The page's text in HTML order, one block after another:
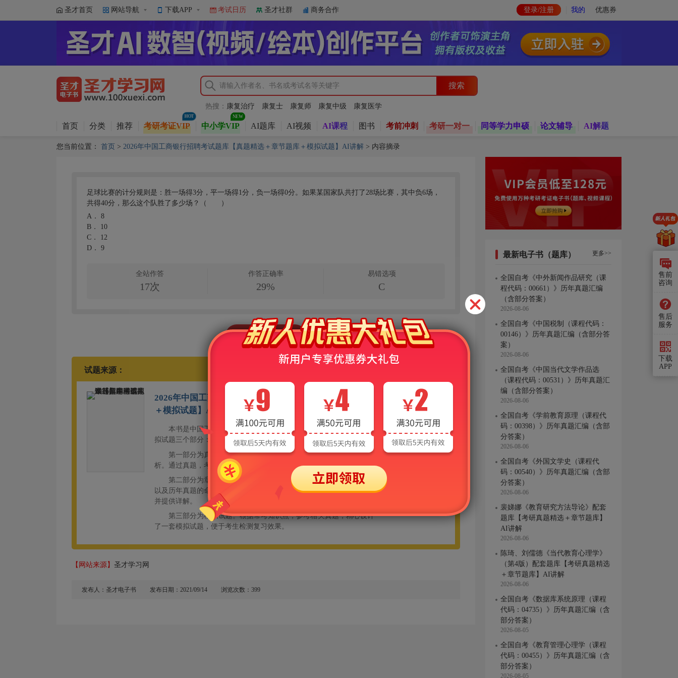
圣才首页 网站导航 下载APP 考试日历 圣才社群 商务合作 登录/注册 我的 优惠券
搜索
热搜： 康复治疗 康复士 康复师 康复中级 康复医学
首页 分类 推荐 考研考证VIP 中小学VIP AI题库 AI视频 AI课程 图书 考前冲刺 考研一对一 同等学力申硕 论文辅导 AI解题
您当前位置： 首页 > 2026年中国工商银行招聘考试题库【真题精选＋章节题库＋模拟试题】AI讲解 > 内容摘录
足球比赛的计分规则是：胜一场得3分，平一场得1分，负一场得0分。如果某国家队共打了28场比赛，其中负6场，
共得40分，那么这个队胜了多少场？（ ）
A．
8
B．
10
C．
12
D．
9
全站作答
17次
作答正确率
29%
易错选项
C
查看答案解析
试题来源：
2026年中国工商银行招聘考试题库【真题精选＋章节题库
＋模拟试题】AI讲解
本书是中国工商银行招聘考试题库，包括真题精选、章节题库、模
拟试题三个部分：
第一部分为真题精选。本部分精选部分历年真题，并进行了详细解
析。通过真题，考生可以熟悉该考试的命题特点，并测试自己的水平。
第二部分为章节题库。根据中国工商银行招聘考试公告的考试范围
以及历年真题的命题规律，合理安排章节，精心选编了典型常考习题，
并提供详解。
第三部分为模拟试题。根据常考知识点，参考相关真题，精心设计
了一套模拟试题，便于考生检测复习效果。
扫码在手机上做题
【网站来源】 圣才学习网
发布人：圣才电子书 发布日期：2021/09/14 浏览次数：399
更多>>
最新电子书（题库）
全国自考《中外新闻作品研究（课
程代码：00661）》历年真题汇编
（含部分答案）
2026-08-06
全国自考《中国税制（课程代码：
00146）》历年真题汇编（含部分答
案）
2026-08-06
全国自考《中国当代文学作品选
（课程代码：00531）》历年真题汇
编（含部分答案）
2026-08-06
全国自考《学前教育原理（课程代
码：00398）》历年真题汇编（含部
分答案）
2026-08-06
全国自考《外国文学史（课程代
码：00540）》历年真题汇编（含部
分答案）
2026-08-06
裴娣娜《教育研究方法导论》配套
题库【考研真题精选＋章节题库】
AI讲解
2026-08-06
陈琦、刘儒德《当代教育心理学》
（第4版）配套题库【考研真题精选
＋章节题库】AI讲解
2026-08-06
全国自考《数据库系统原理（课程
代码：04735）》历年真题汇编（含
部分答案）
2026-08-05
全国自考《教育管理心理学（课程
代码：00455）》历年真题汇编（含
部分答案）
2026-08-05
售前
咨询
售后
服务
下载
APP